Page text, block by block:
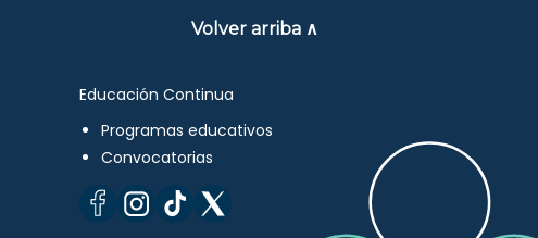
Volver arriba ∧
Educación Continua
Programas educativos
Convocatorias